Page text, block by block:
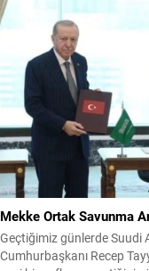
Mekke Ortak Savunma
Geçtiğimiz günlerde
Cumhurbaşkanı Recep